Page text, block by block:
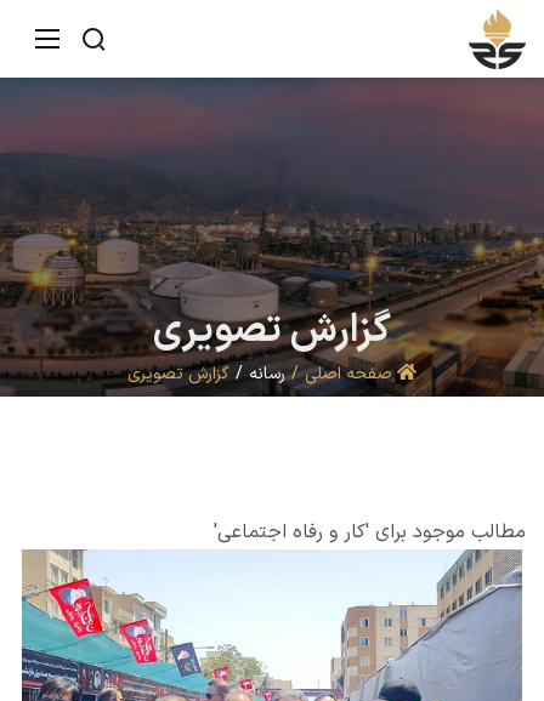
گزارشتصویری
صفحه اصلی رسانه گزارش تصویری
مطالب موجود برای 'کار و رفاه اجتماعی'